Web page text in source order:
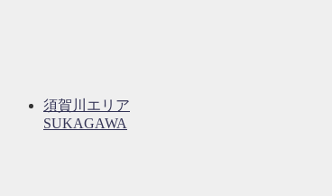
須賀川エリア
SUKAGAWA